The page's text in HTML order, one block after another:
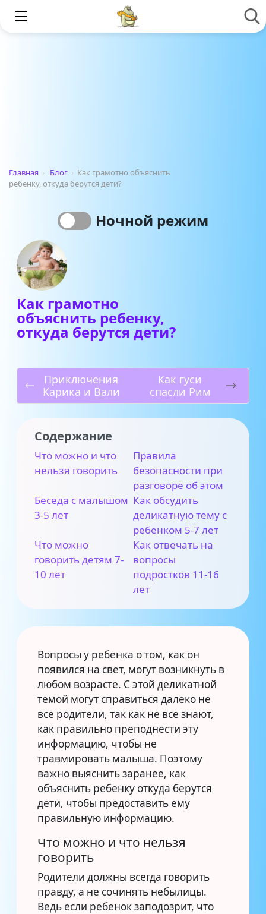
Главная › Блог › Как грамотно объяснить
ребенку, откуда берутся дети?
Ночной режим
Как грамотно
объяснить ребенку,
откуда берутся дети?
Приключения
Карика и Вали
Как гуси
спасли Рим
Содержание
Что можно и что
нельзя говорить
Правила
безопасности при
разговоре об этом
Беседа с малышом
3-5 лет
Как обсудить
деликатную тему с
ребенком 5-7 лет
Что можно
говорить детям 7-
10 лет
Как отвечать на
вопросы
подростков 11-16
лет
Вопросы у ребенка о том, как он
появился на свет, могут возникнуть в
любом возрасте. С этой деликатной
темой могут справиться далеко не
все родители, так как не все знают,
как правильно преподнести эту
информацию, чтобы не
травмировать малыша. Поэтому
важно выяснить заранее, как
объяснить ребенку откуда берутся
дети, чтобы предоставить ему
правильную информацию.
Что можно и что нельзя
говорить
Родители должны всегда говорить
правду, а не сочинять небылицы.
Ведь если ребенок заподозрит, что